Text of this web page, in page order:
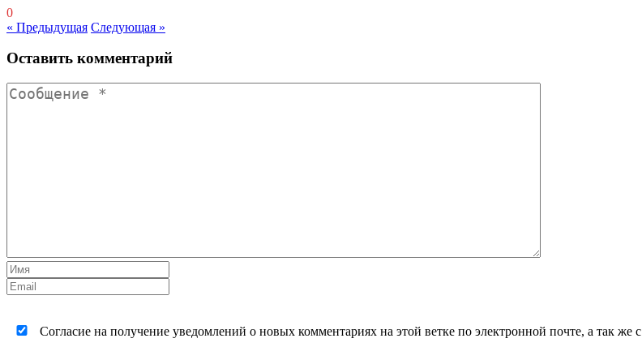
0
« Предыдущая Следующая »
Оставить комментарий
Согласие на получение уведомлений о новых комментариях на этой ветке по электронной почте, а так же с